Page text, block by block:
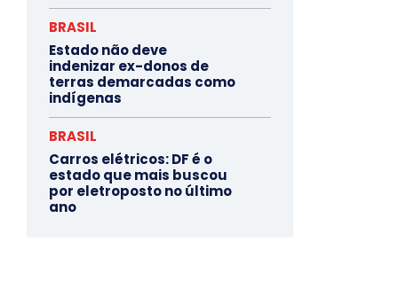
BRASIL
Estado não deve
indenizar ex-donos de
terras demarcadas como
indígenas
BRASIL
Carros elétricos: DF é o
estado que mais buscou
por eletroposto no último
ano